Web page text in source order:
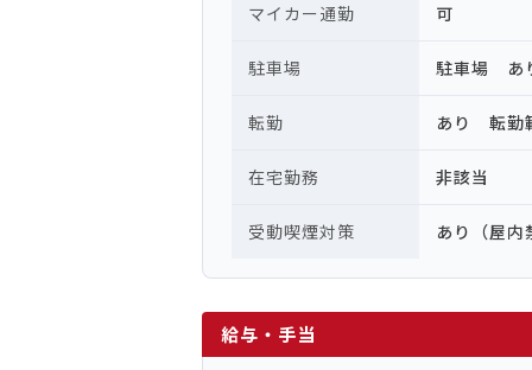
マイカー通勤 可
駐車場 駐車場 あ
転勤 あり 転勤
在宅勤務 非該当
受動喫煙対策 あり（屋内
給与・手当